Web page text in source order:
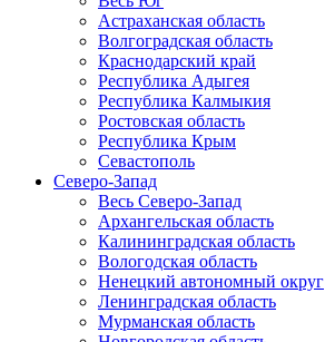
Астраханская область
Волгоградская область
Краснодарский край
Республика Адыгея
Республика Калмыкия
Ростовская область
Республика Крым
Севастополь
Северо-Запад
Весь Северо-Запад
Архангельская область
Калининградская область
Вологодская область
Ненецкий автономный округ
Ленинградская область
Мурманская область